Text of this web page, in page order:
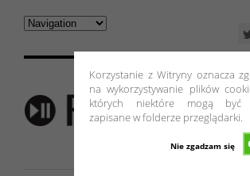
Korzystanie z Witryny oznacza
na wykorzystywanie plików
których niektóre mogą być
zapisane w folderze przeglądarki.
Nie zgadzam się